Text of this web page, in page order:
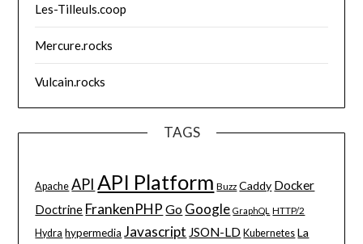
Les-Tilleuls.coop
Mercure.rocks
Vulcain.rocks
TAGS
Apache API API Platform Buzz Caddy Docker
Doctrine FrankenPHP Go Google GraphQL HTTP/2
Hydra hypermedia Javascript JSON-LD Kubernetes La